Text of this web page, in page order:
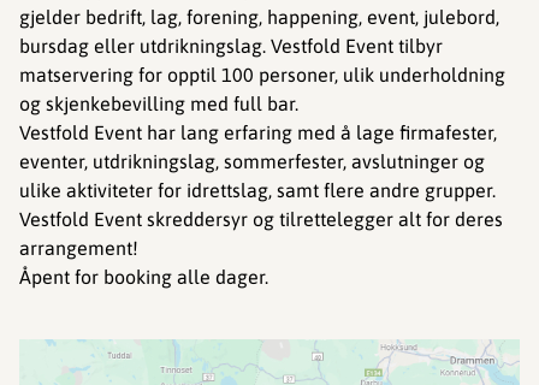
gjelder bedrift, lag, forening, happening, event, julebord,
bursdag eller utdrikningslag. Vestfold Event tilbyr
matservering for opptil 100 personer, ulik underholdning
og skjenkebevilling med full bar.
Vestfold Event har lang erfaring med å lage firmafester,
eventer, utdrikningslag, sommerfester, avslutninger og
ulike aktiviteter for idrettslag, samt flere andre grupper.
Vestfold Event skreddersyr og tilrettelegger alt for deres
arrangement!
Åpent for booking alle dager.